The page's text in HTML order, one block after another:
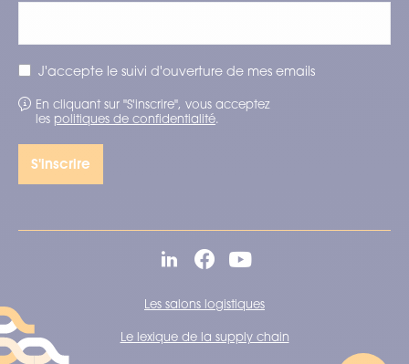
J'accepte le suivi d'ouverture de mes emails
En cliquant sur "S'inscrire", vous acceptez
les politiques de confidentialité.
Les salons logistiques
Le lexique de la supply chain